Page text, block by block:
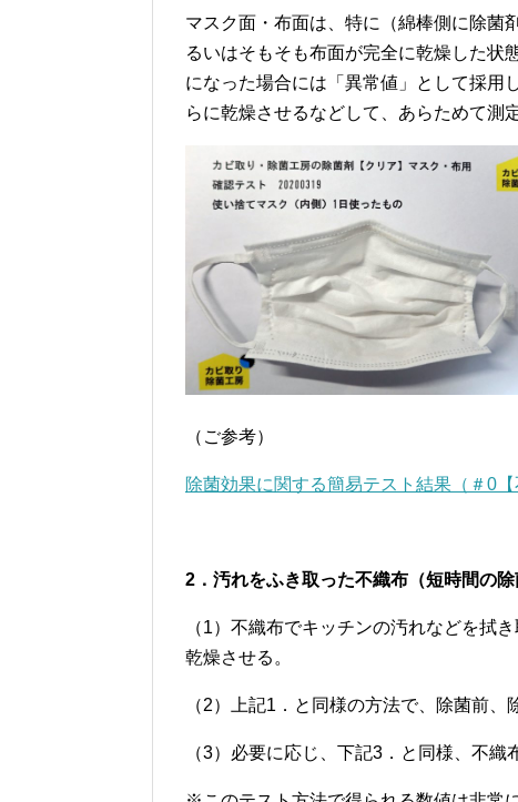
マスク面・布面は、特に（綿棒側に除菌
るいはそもそも布面が完全に乾燥した状
になった場合には「異常値」として採用
らに乾燥させるなどして、あらためて測
（ご参考）
除菌効果に関する簡易テスト結果（＃0
2．汚れをふき取った不織布（短時間の除
（1）不織布でキッチンの汚れなどを拭
乾燥させる。
（2）上記1．と同様の方法で、除菌前、
（3）必要に応じ、下記3．と同様、不織